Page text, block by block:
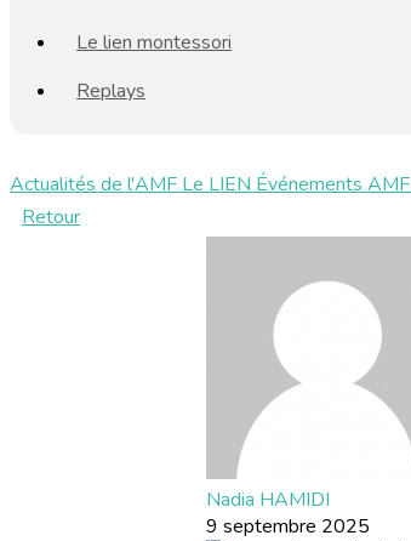
Le lien montessori
Replays
Actualités de l'AMF Le LIEN Événements AMF
Retour
Nadia HAMIDI
9 septembre 2025